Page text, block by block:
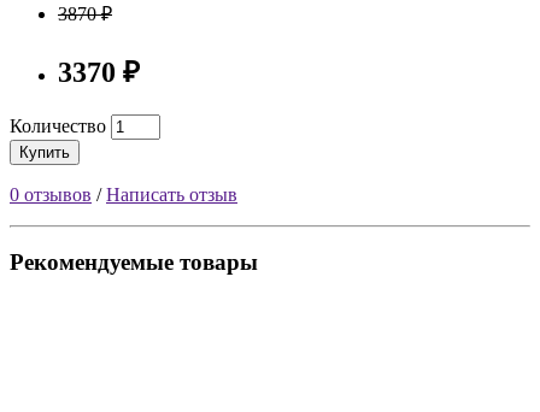
3870 ₽
3370 ₽
Количество
Купить
0 отзывов /Написать отзыв
Рекомендуемые товары